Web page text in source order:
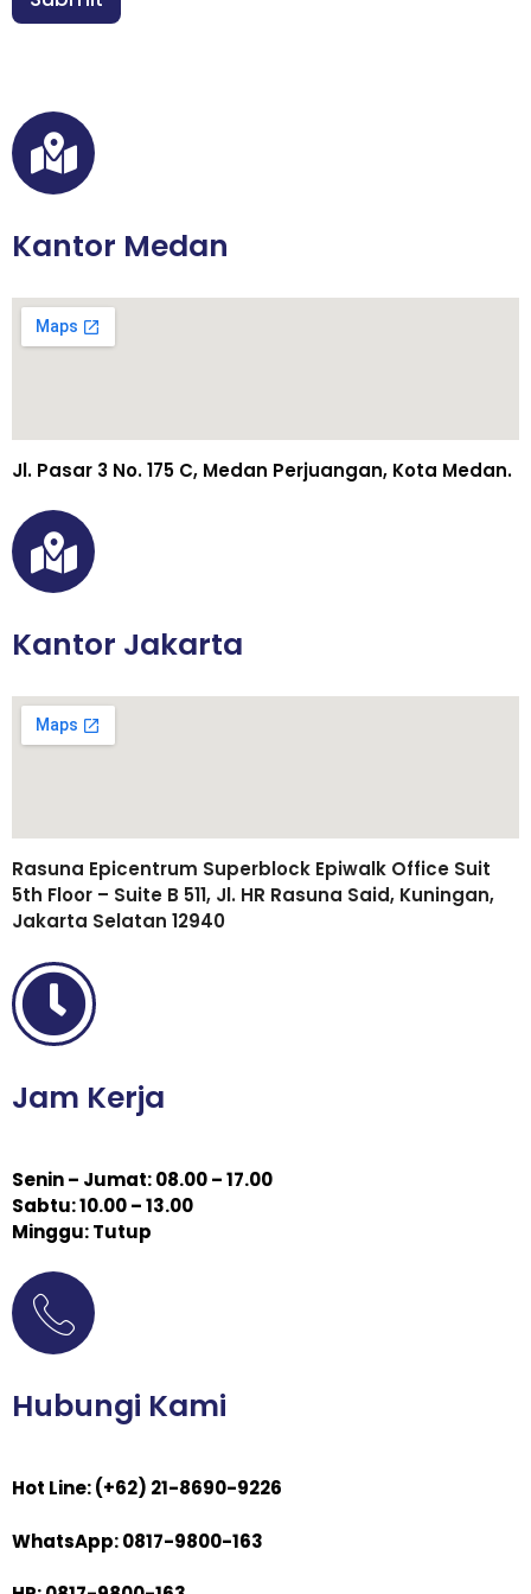
*
Kantor Medan
Jl. Pasar 3 No. 175 C, Medan Perjuangan, Kota Medan.
Kantor Jakarta
Rasuna Epicentrum Superblock Epiwalk Office Suit
5th Floor – Suite B 511, Jl. HR Rasuna Said, Kuningan,
Jakarta Selatan 12940
Jam Kerja
Senin – Jumat: 08.00 – 17.00
Sabtu: 10.00 – 13.00
Minggu: Tutup
Hubungi Kami
Hot Line: (+62) 21-8690-9226
WhatsApp: 0817-9800-163